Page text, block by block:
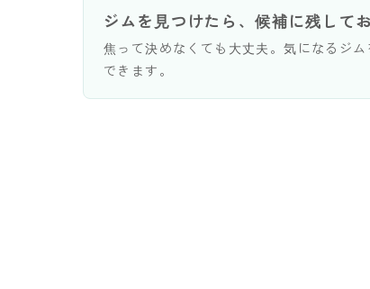
ジムを見つけたら、候補に残してお
焦って決めなくても大丈夫。気になるジ
できます。